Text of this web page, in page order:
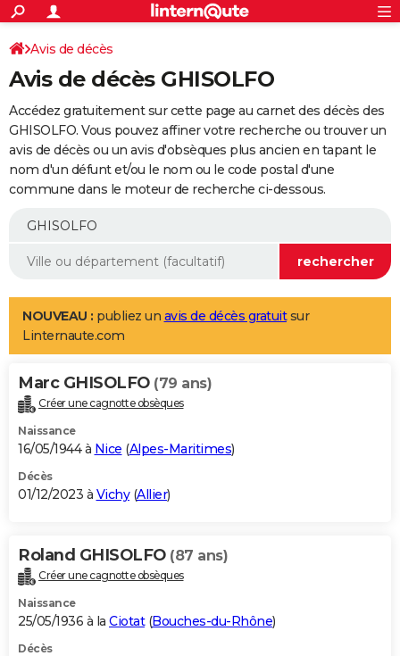
ACTUALITÉS
Politique
Société
Faits Divers
Education
Monde
Villes
+
SPORT
Coupe du monde 2026
Football
Tennis
Cyclisme
Rugby
Forum
Programme TV
TNT
Streaming
Cinéma
Sorties cinéma
Musique
+
FINANCE
Retraite
Epargne
Immobilier
Risques naturels par ville
Banque
Assurance
AUTO
Essais
Réserver un essai
Citadines
Berlines
SUV
Forum auto
+
Mobiles
Meilleur smartphone
Internet
Ordinateurs
Jeux vidéo
Guide high-tech
Aménagement intérieur
LIFESTYLE
Art de vivre
Bien-être
Loisirs
Mode
Modes de vie
Alimentation
Guide de la santé
Maladies
Médicaments
Sommeil
VOYAGE
Destinations
City break
Voyage nature
Voyage de noces
Forum
Climat
+PHOTO
GUIDES D'ACHAT
BONS PLANS
Carte de Noël
Carte Bonne année
Carte Saint-Valentin
Carte Pâques
Carte d'anniversaire
DICTIONNAIRE
Dictionnaire
Biographies
Citations
Expressions
Proverbes
PROGRAMME TV
Avis de décès
Avis de décès GHISOLFO
Accédez gratuitement sur cette page au carnet des décès des
GHISOLFO. Vous pouvez affiner votre recherche ou trouver un
avis de décès ou un avis d'obsèques plus ancien en tapant le
nom d'un défunt et/ou le nom ou le code postal d'une
commune dans le moteur de recherche ci-dessous.
NOUVEAU : publiez un avis de décès gratuitsur
Linternaute.com
Marc GHISOLFO (79 ans)
Créer une cagnotte obsèques
Naissance
16/05/1944 à Nice (Alpes-Maritimes)
Décès
01/12/2023 à Vichy(Allier)
Roland GHISOLFO (87 ans)
Créer une cagnotte obsèques
Naissance
25/05/1936 à la Ciotat(Bouches-du-Rhône)
Décès